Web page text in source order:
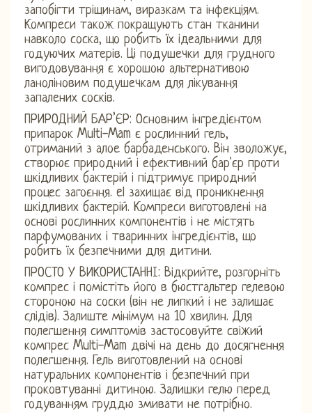
запобігти тріщинам, виразкам та інфекціям.
Компреси також покращують стан тканини
навколо соска, що робить їх ідеальними для
годуючих матерів. Ці подушечки для грудного
вигодовування є хорошою альтернативою
ланоліновим подушечкам для лікування
запалених сосків.
ПРИРОДНИЙ БАР’ЄР: Основним інгредієнтом
припарок Multi-Mam є рослинний гель,
отриманий з алое барбаденського. Він зволожує,
створює природний і ефективний бар'єр проти
шкідливих бактерій і підтримує природний
процес загоєння. el захищає від проникнення
шкідливих бактерій. Компреси виготовлені на
основі рослинних компонентів і не містять
парфумованих і тваринних інгредієнтів, що
робить їх безпечними для дитини.
ПРОСТО У ВИКОРИСТАННІ: Відкрийте, розгорніть
компрес і помістіть його в бюстгальтер гелевою
стороною на соски (він не липкий і не залишає
слідів). Залиште мінімум на 10 хвилин. Для
полегшення симптомів застосовуйте свіжий
компрес Multi-Mam двічі на день до досягнення
полегшення. Гель виготовлений на основі
натуральних компонентів і безпечний при
проковтуванні дитиною. Залишки гелю перед
годуванням груддю змивати не потрібно.